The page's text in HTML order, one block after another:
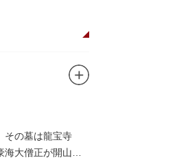
その墓は龍宝寺
大僧正が開山し